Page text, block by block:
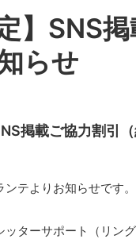
】SNS
らせ
掲載ご協力割引
テよりお知らせです。
ターサポート（リン